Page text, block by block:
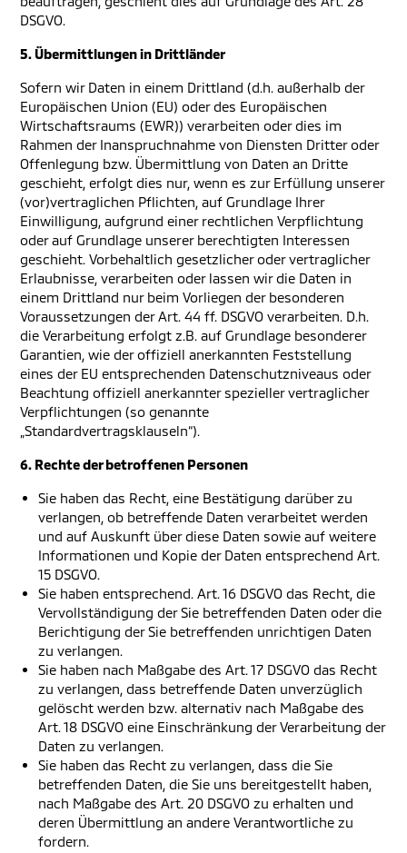
DSGVO.
5. Übermittlungen in Drittländer
Sofern wir Daten in einem Drittland (d.h. außerhalb der
Europäischen Union (EU) oder des Europäischen
Wirtschaftsraums (EWR)) verarbeiten oder dies im
Rahmen der Inanspruchnahme von Diensten Dritter oder
Offenlegung bzw. Übermittlung von Daten an Dritte
geschieht, erfolgt dies nur, wenn es zur Erfüllung unserer
(vor)vertraglichen Pflichten, auf Grundlage Ihrer
Einwilligung, aufgrund einer rechtlichen Verpflichtung
oder auf Grundlage unserer berechtigten Interessen
geschieht. Vorbehaltlich gesetzlicher oder vertraglicher
Erlaubnisse, verarbeiten oder lassen wir die Daten in
einem Drittland nur beim Vorliegen der besonderen
Voraussetzungen der Art. 44 ff. DSGVO verarbeiten. D.h.
die Verarbeitung erfolgt z.B. auf Grundlage besonderer
Garantien, wie der offiziell anerkannten Feststellung
eines der EU entsprechenden Datenschutzniveaus oder
Beachtung offiziell anerkannter spezieller vertraglicher
Verpflichtungen (so genannte
„Standardvertragsklauseln“).
6. Rechte der betroffenen Personen
Sie haben das Recht, eine Bestätigung darüber zu
verlangen, ob betreffende Daten verarbeitet werden
und auf Auskunft über diese Daten sowie auf weitere
Informationen und Kopie der Daten entsprechend Art.
15 DSGVO.
Sie haben entsprechend. Art. 16 DSGVO das Recht, die
Vervollständigung der Sie betreffenden Daten oder die
Berichtigung der Sie betreffenden unrichtigen Daten
zu verlangen.
Sie haben nach Maßgabe des Art. 17 DSGVO das Recht
zu verlangen, dass betreffende Daten unverzüglich
gelöscht werden bzw. alternativ nach Maßgabe des
Art. 18 DSGVO eine Einschränkung der Verarbeitung der
Daten zu verlangen.
Sie haben das Recht zu verlangen, dass die Sie
betreffenden Daten, die Sie uns bereitgestellt haben,
nach Maßgabe des Art. 20 DSGVO zu erhalten und
deren Übermittlung an andere Verantwortliche zu
fordern.